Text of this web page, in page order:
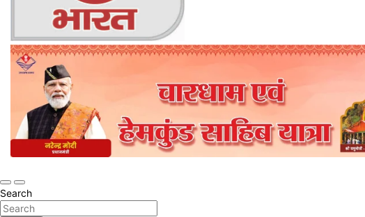
Jan Jan Ka Bharat
Online Trending Hindi News Website
Search